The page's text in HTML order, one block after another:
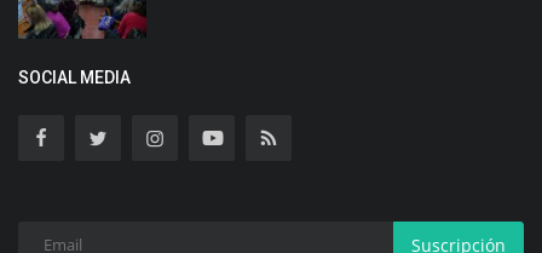
SOCIAL MEDIA
Suscripción